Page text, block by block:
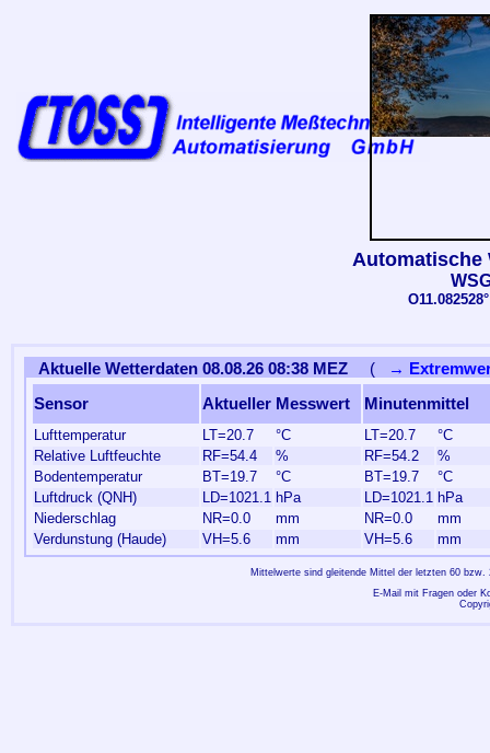
Automatische
Aktuelle Wetterdaten 08.08.26 08:38 MEZ (
→
Sensor
Aktueller Messwert Minutenmittel
Lufttemperatur LT=20.7 °C LT=20.7
°C
Relative Luftfeuchte
RF=54.4 % RF=54.2
%
Bodentemperatur
BT=19.7 °C BT=19.7
°C
Luftdruck (QNH)
LD=1021.1 hPa LD=1021.1 hPa
Niederschlag
NR=0.0 mm NR=0.0
mm
Verdunstung (Haude)
VH=5.6 mm VH=5.6 mm
Mittelwerte sind gleitende Mittel der letzten 60
E-Mail mit Fragen oder